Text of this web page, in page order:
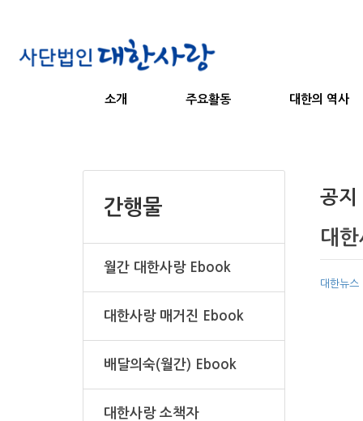
소개 주요활동 대한의 역사
간행물
월간 대한사랑 Ebook
대한사랑 매거진 Ebook
배달의숙(월간) Ebook
대한사랑 소책자
공지
대
대한뉴스